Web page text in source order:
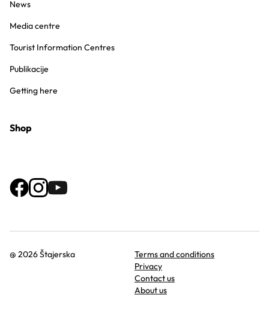
News
Media centre
Tourist Information Centres
Publikacije
Getting here
Shop
@ 2026 Štajerska
Terms and conditions
Privacy
Contact us
About us